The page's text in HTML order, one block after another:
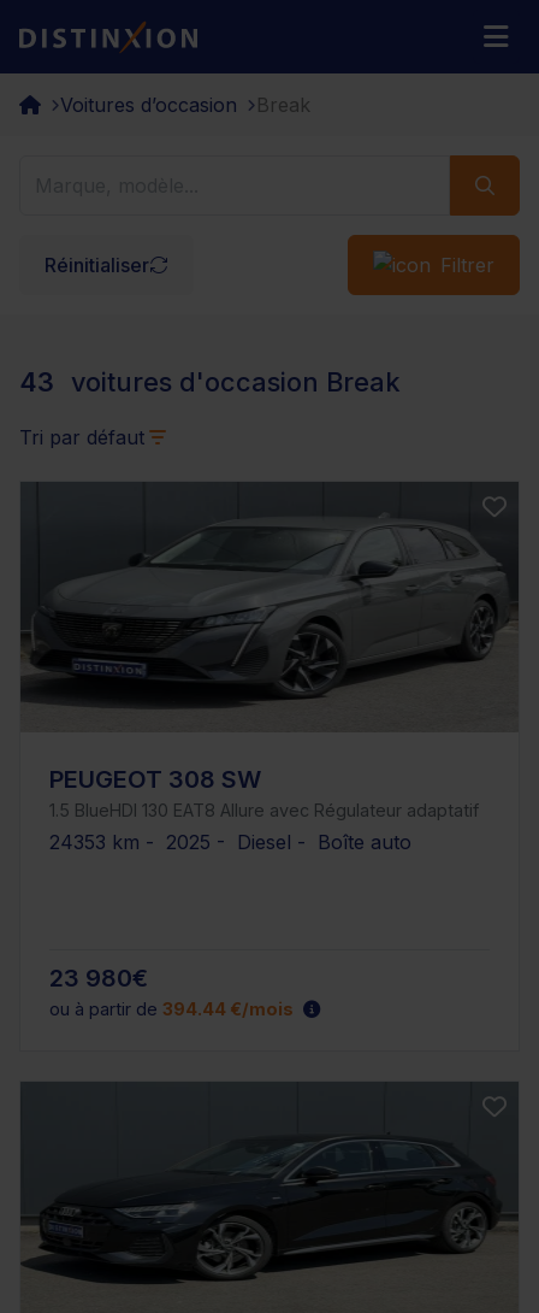
Distinxion
Voitures d’occasion Break
Réinitialiser Filtrer
43 voitures d'occasion Break
Tri par défaut
PEUGEOT 308 SW
1.5 BlueHDI 130 EAT8 Allure avec Régulateur adaptatif
24353 km - 2025 - Diesel - Boîte auto
23 980€
ou à partir de 394.44 €/mois